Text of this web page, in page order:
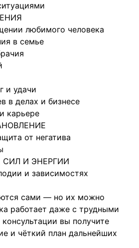
любимого человека
в семье
и удачи
в делах и бизнесе
карьере
от негатива
И ЭНЕРГИИ
и зависимостях
сами — но их можно
работает даже с трудными
вы получите
и чёткий план дальнейших